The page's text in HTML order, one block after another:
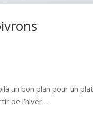
un bon plan pour un
de l’hiver…